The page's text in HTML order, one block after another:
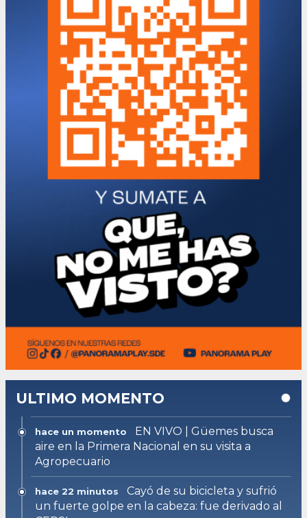
ULTIMO MOMENTO
hace un momento
EN VIVO | Güemes busca
aire en la Primera Nacional en su visita a
Agropecuario
hace 22 minutos
Cayó de su bicicleta y sufrió
un fuerte golpe en la cabeza: fue derivado al